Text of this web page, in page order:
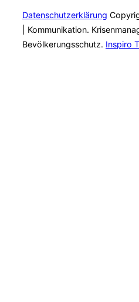
Datenschutzerklärung
| Kommunikation.
Bevölkerungsschutz. Inspiro